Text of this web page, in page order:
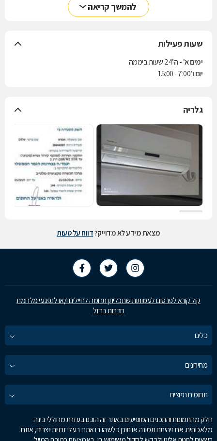
להמשך קריאה
שעות פעילות
ימים א' - ה'24 שעות ביממה
יום ו'7:00 - 15:00
גלריה
מצאת מידע לא מדוייק?דווח על טעות
קול קורא לפרסום לעמותות שתכליתן תרומה לחיילים ו/או לנפגעי מלחמת
חרבות ברזל
כלים
מחירונים
תחומים נפוצים
חלק מהתמונות והתכנים המופיעים באתר זה הוכנו בעזרת מחוללי בינה
מלאכותית. אם זיהיתם תמונה או תוכן כלשהו בו אתם בעלי זכויות יוצרים, אתם